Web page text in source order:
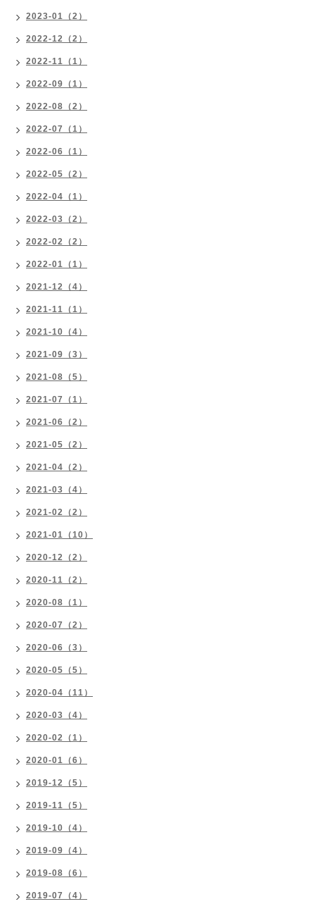
2023-01（2）
2022-12（2）
2022-11（1）
2022-09（1）
2022-08（2）
2022-07（1）
2022-06（1）
2022-05（2）
2022-04（1）
2022-03（2）
2022-02（2）
2022-01（1）
2021-12（4）
2021-11（1）
2021-10（4）
2021-09（3）
2021-08（5）
2021-07（1）
2021-06（2）
2021-05（2）
2021-04（2）
2021-03（4）
2021-02（2）
2021-01（10）
2020-12（2）
2020-11（2）
2020-08（1）
2020-07（2）
2020-06（3）
2020-05（5）
2020-04（11）
2020-03（4）
2020-02（1）
2020-01（6）
2019-12（5）
2019-11（5）
2019-10（4）
2019-09（4）
2019-08（6）
2019-07（4）